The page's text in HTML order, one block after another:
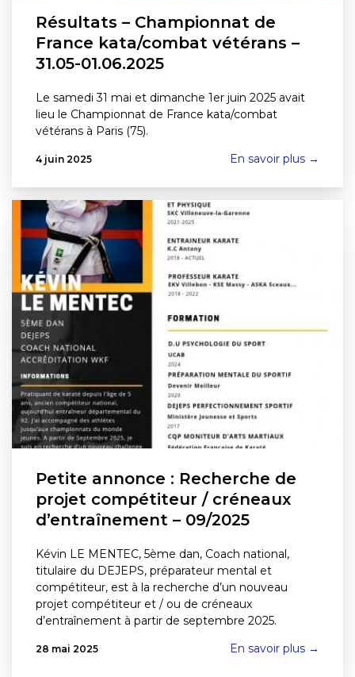
Résultats – Championnat de
France kata/combat vétérans –
31.05-01.06.2025
Le samedi 31 mai et dimanche 1er juin 2025 avait
lieu le Championnat de France kata/combat
vétérans à Paris (75).
4 juin 2025 En savoir plus →
Petite annonce : Recherche de
projet compétiteur / créneaux
d’entraînement – 09/2025
Kévin LE MENTEC, 5ème dan, Coach national,
titulaire du DEJEPS, préparateur mental et
compétiteur, est à la recherche d’un nouveau
projet compétiteur et / ou de créneaux
d’entraînement à partir de septembre 2025.
28 mai 2025 En savoir plus →